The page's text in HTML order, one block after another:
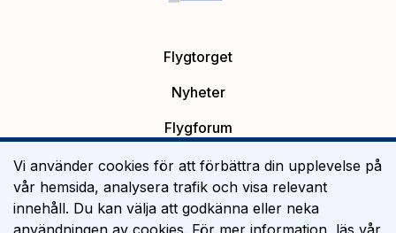
Flygtorget
Nyheter
Flygforum
Platsannonser
Flygutbildning
Vi använder cookies för att förbättra din upplevelse på
vår hemsida, analysera trafik och visa relevant
innehåll. Du kan välja att godkänna eller neka
användningen av cookies. För mer information, läs vår